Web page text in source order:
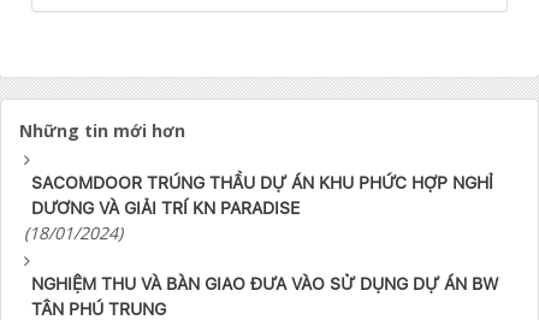
Những tin mới hơn
SACOMDOOR TRÚNG THẦU DỰ ÁN KHU PHỨC HỢP NGHỈ
DƯƠNG VÀ GIẢI TRÍ KN PARADISE
(18/01/2024)
NGHIỆM THU VÀ BÀN GIAO ĐƯA VÀO SỬ DỤNG DỰ ÁN BW
TÂN PHÚ TRUNG